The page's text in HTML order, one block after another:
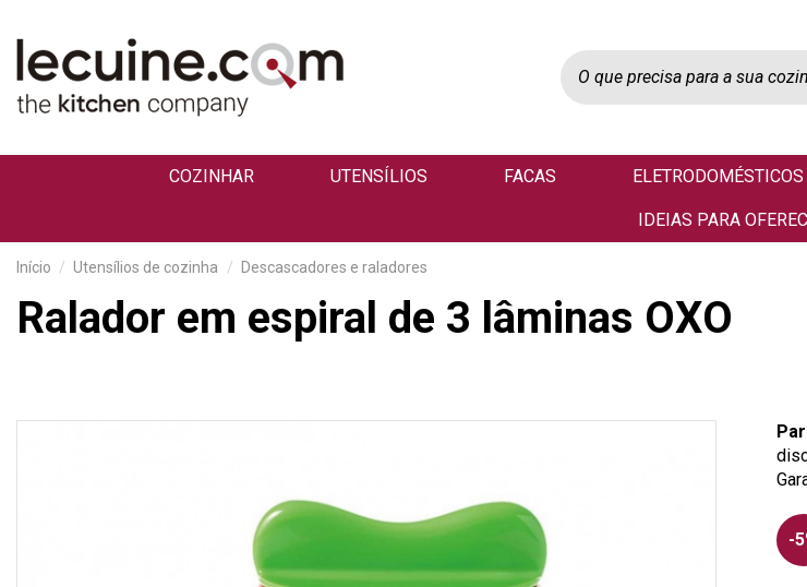
COZINHAR UTENSÍLIOS FACAS ELETRODOMÉSTICOS
IDEIAS PARA
Início Utensílios de cozinha Descascadores e raladores
Ralador em espiral de 3 lâminas OXO
-